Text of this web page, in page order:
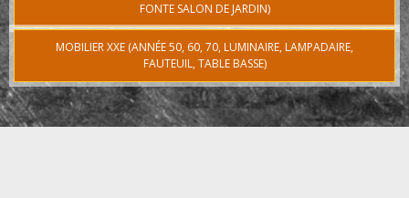
FONTE SALON DE JARDIN)
MOBILIER XXE (ANNÉE 50, 60, 70, LUMINAIRE, LAMPADAIRE,
FAUTEUIL, TABLE BASSE)